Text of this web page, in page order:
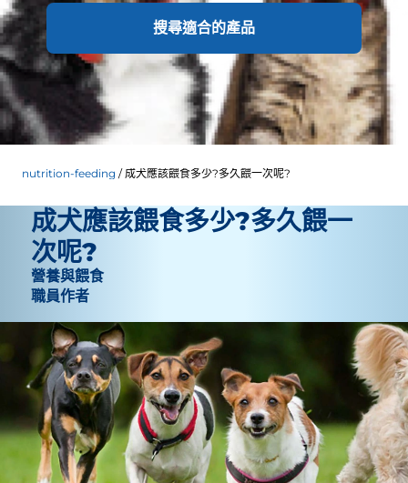
搜尋適合的產品
nutrition-feeding 成犬應該餵食多少?多久餵一次呢?
成犬應該餵食多少?多久餵一
次呢?
營養與餵食
職員作者